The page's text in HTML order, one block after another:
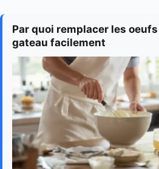
Par quoi remplacer les
gateau facilement